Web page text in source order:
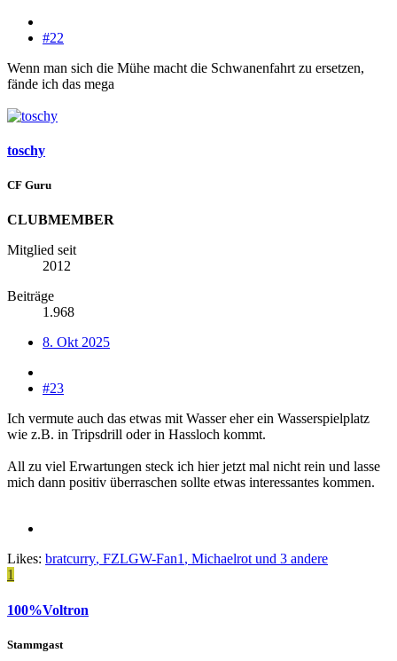
#22
Wenn man sich die Mühe macht die Schwanenfahrt zu ersetzen,
fände ich das mega
toschy
CF Guru
CLUBMEMBER
Mitglied seit
2012
Beiträge
1.968
8. Okt 2025
#23
Ich vermute auch das etwas mit Wasser eher ein Wasserspielplatz
wie z.B. in Tripsdrill oder in Hassloch kommt.
All zu viel Erwartungen steck ich hier jetzt mal nicht rein und lasse
mich dann positiv überraschen sollte etwas interessantes kommen.
Likes: bratcurry, FZLGW-Fan1 , Michaelrot und 3 andere
1
100%Voltron
Stammgast